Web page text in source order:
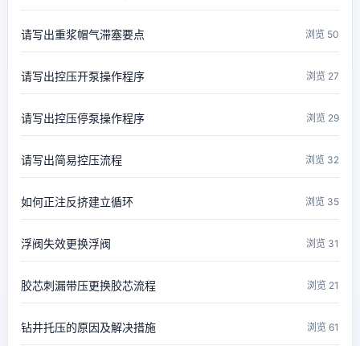
请写出重浆帽气滞塞要点 浏览 50
请写出控压开泵操作程序 浏览 27
请写出控压停泵操作程序 浏览 29
请写出简易控压流程 浏览 32
如何正注反挤建立循环 浏览 35
浮阀失效更换浮阀 浏览 31
胶芯刺漏带压更换胶芯流程 浏览 21
钻井托压的原因及解决措施 浏览 61